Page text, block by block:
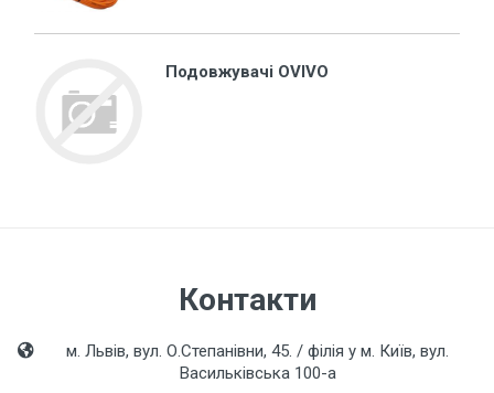
Подовжувачі OVIVO
Контакти
м. Львів, вул. О.Степанівни, 45. / філія у м. Київ, вул.
Васильківська 100-а